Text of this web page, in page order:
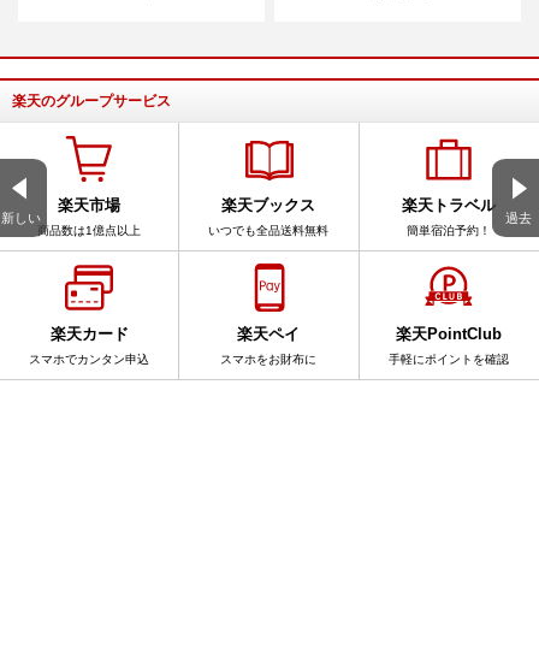
新しい 過去
楽天のグループサービス
楽天市場
商品数は1億点以上
楽天ブックス
いつでも全品送料無料
楽天トラベル
簡単宿泊予約！
楽天カード
スマホでカンタン申込
楽天ペイ
スマホをお財布に
楽天PointClub
手軽にポイントを確認